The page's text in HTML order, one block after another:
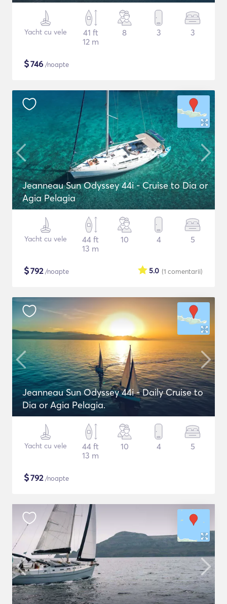
Yacht cu vele
41 ft
12 m
8 3 3
$746 /noapte
Jeanneau Sun Odyssey 44i - Cruise to Dia or
Agia Pelagia
Yacht cu vele
44 ft
13 m
10 4 5
$792/noapte (1 comentarii)
5.0
Jeanneau Sun Odyssey 44i - Daily Cruise to
Dia or Agia Pelagia.
Yacht cu vele
44 ft
13 m
10 4 5
$792/noapte